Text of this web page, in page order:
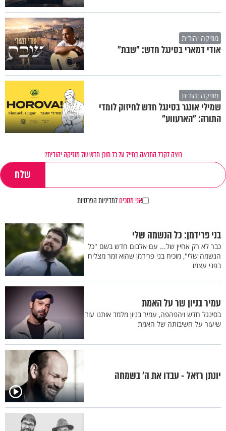
מוזיקה יהודית
אודי דמארי בסינגל חדש: "שבת"
מוזיקה יהודית
שמילי אונגר בסינגל חדש לחיזוק לומדי
התורה: "הארעווע"
רוצה לקבל התראה במייל על כל תוכן חדש של מוזיקה יהודית?
אני מסכיםלמדיניות הפרטיות
בני פרידמן: כל הנשמה שלי
כבר לא רק אחיין של... עם אלבום חדש בשם "כל
הנשמה שלי", מוכיח בני פרידמן שהוא זמר מצליח
בפני עצמו
עמיר בניון שר על האמת
בסינגל חדש ויהפהפה, עמיר בניון מלמד אותנו עוד
שיעור על חשיבותה של האמת
יונתן רזאל - עבדו את ה' בשמחה